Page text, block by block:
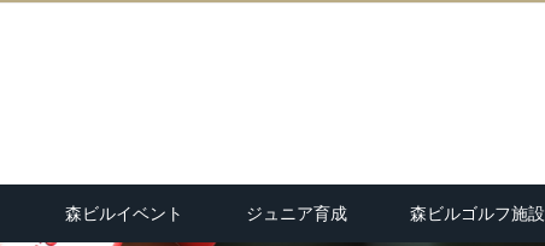
森ビルイベント ジュニア育成 森ビルゴルフ施設